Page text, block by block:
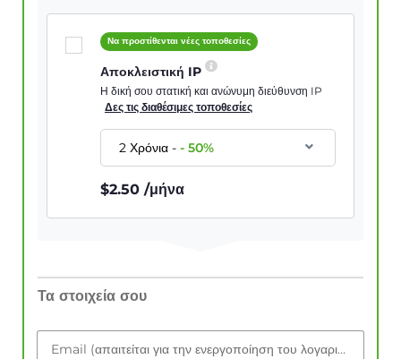
Να προστίθενται νέες τοποθεσίες
Αποκλειστική IP
Η δική σου στατική και ανώνυμη διεύθυνση IP
Δες τις διαθέσιμες τοποθεσίες
2 Χρόνια--50%
$2.50 /μήνα
Τα στοιχεία σου
Email (απαιτείται για την ενεργοποίηση του λογαριασμού)